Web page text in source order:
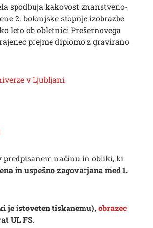
Išči
spodbuja kakovost znanstveno-
2. bolonjske stopnje izobrazbe
leto ob obletnici Prešernovega
prejme diplomo z gravirano
v Ljubljani
predpisanem načinu in obliki, ki
in uspešno zagovarjana med 1.
je istoveten tiskanemu),obrazec
UL FS.